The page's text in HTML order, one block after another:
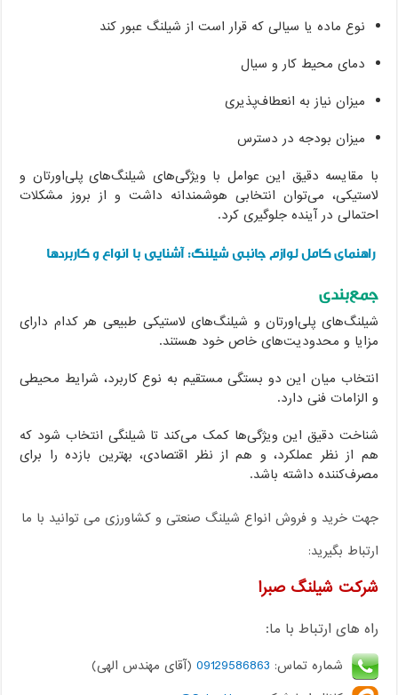
نوع ماده یا سیالی که قرار است از شیلنگ عبور کند
دمای محیط کار و سیال
میزان نیاز به انعطاف‌پذیری
میزان بودجه در دسترس
با مقایسه دقیق این عوامل با ویژگی‌های شیلنگ‌های پلی‌اورتان و
لاستیکی، می‌توان انتخابی هوشمندانه داشت و از بروز مشکلات
احتمالی در آینده جلوگیری کرد.
راهنمای کامل لوازم جانبی شیلنگ: آشنایی با انواع و کاربردها
جمع‌بندی
شیلنگ‌های پلی‌اورتان و شیلنگ‌های لاستیکی طبیعی هر کدام دارای
مزایا و محدودیت‌های خاص خود هستند.
انتخاب میان این دو بستگی مستقیم به نوع کاربرد، شرایط محیطی
و الزامات فنی دارد.
شناخت دقیق این ویژگی‌ها کمک می‌کند تا شیلنگی انتخاب شود که
هم از نظر عملکرد، و هم از نظر اقتصادی، بهترین بازده را برای
مصرف‌کننده داشته باشد.
جهت خرید و فروش انواع شیلنگ صنعتی و کشاورزی می توانید با ما
ارتباط بگیرید:
شرکت شیلنگ صبرا
راه های ارتباط با ما:
شماره تماس: 09129586863 (آقای مهندس الهی)